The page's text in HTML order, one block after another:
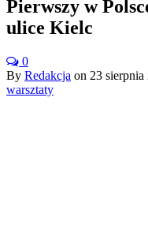
Pierwszy w
ulice Kielc
0
By Redakcja on 23 sierpnia
warsztaty